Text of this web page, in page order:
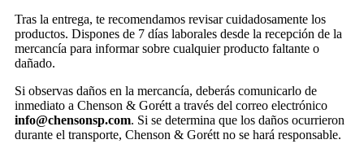
Tras la entrega, te recomendamos revisar cuidadosamente los
productos. Dispones de 7 días laborales desde la recepción de la
mercancía para informar sobre cualquier producto faltante o
dañado.
Si observas daños en la mercancía, deberás comunicarlo de
inmediato a Chenson & Gorétt a través del correo electrónico
info@chensonsp.com. Si se determina que los daños ocurrieron
durante el transporte, Chenson & Gorétt no se hará responsable.